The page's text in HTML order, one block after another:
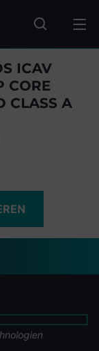
Fonds
ICAV
CORE
CLASS A